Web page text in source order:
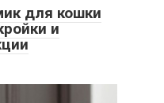
для кошки
и